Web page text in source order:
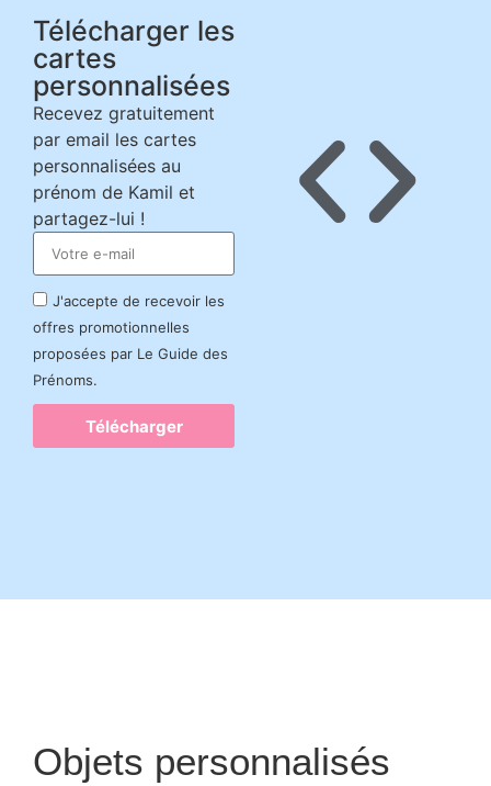
Télécharger les
cartes
personnalisées
Recevez gratuitement
par email les cartes
personnalisées au
prénom de Kamil et
partagez-lui !
J'accepte de recevoir les
offres promotionnelles
proposées par Le Guide des
Prénoms.
Télécharger
Objets personnalisés